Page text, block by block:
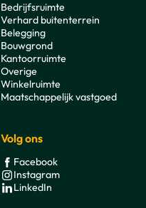
Bedrijfsruimte
Verhard buitenterrein
Belegging
Bouwgrond
Kantoorruimte
Overige
Winkelruimte
Maatschappelijk vastgoed
Volg ons
Facebook
Instagram
LinkedIn